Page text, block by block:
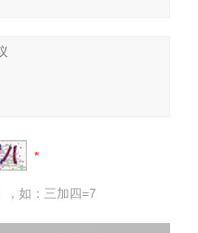
，如：三加四=7